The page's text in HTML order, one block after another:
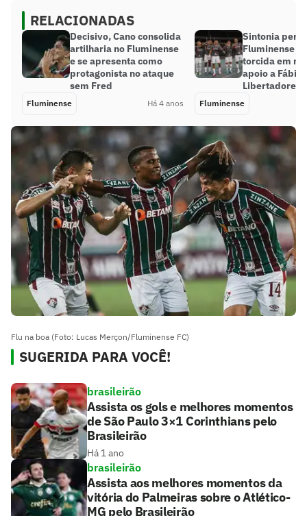
RELACIONADAS
Decisivo, Cano consolida
artilharia no Fluminense
e se apresenta como
protagonista no ataque
sem Fred
Fluminense Há 4 anos
Sintonia
Fluminense é
torcida em
apoio a Fábio
Libertadores
Fluminense
Flu na boa (Foto: Lucas Merçon/Fluminense FC)
SUGERIDA PARA VOCÊ!
brasileirão
Assista os gols e melhores momentos
de São Paulo 3×1 Corinthians pelo
Brasileirão
Há 1 ano
brasileirão
Assista aos melhores momentos da
vitória do Palmeiras sobre o Atlético-
MG pelo Brasileirão